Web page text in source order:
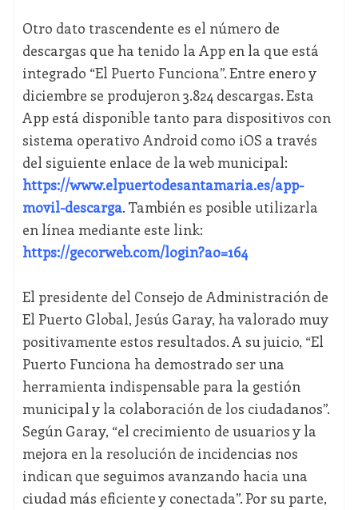
Otro dato trascendente es el número de
descargas que ha tenido la App en la que está
integrado “El Puerto Funciona”. Entre enero y
diciembre se produjeron 3.824 descargas. Esta
App está disponible tanto para dispositivos con
sistema operativo Android como iOS a través
del siguiente enlace de la web municipal:
https://www.elpuertodesantamaria.es/app-
movil-descarga. También es posible utilizarla
en línea mediante este link:
https://gecorweb.com/login?ao=164
El presidente del Consejo de Administración de
El Puerto Global, Jesús Garay, ha valorado muy
positivamente estos resultados. A su juicio, “El
Puerto Funciona ha demostrado ser una
herramienta indispensable para la gestión
municipal y la colaboración de los ciudadanos”.
Según Garay, “el crecimiento de usuarios y la
mejora en la resolución de incidencias nos
indican que seguimos avanzando hacia una
ciudad más eficiente y conectada”. Por su parte,